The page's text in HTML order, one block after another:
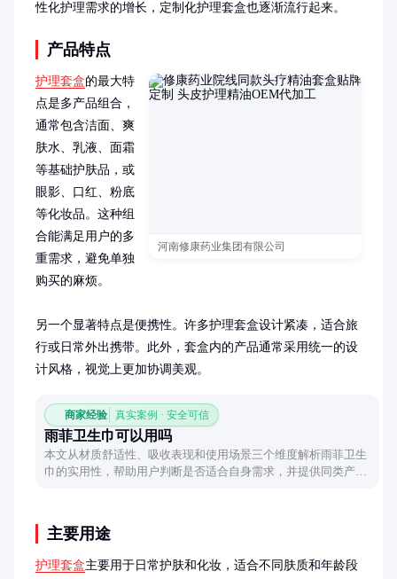
性化护理需求的增长，定制化护理套盒也逐渐流行起来。
产品特点
河南修康药业集团有限公司
护理套盒的最大特
点是多产品组合，
通常包含洁面、爽
肤水、乳液、面霜
等基础护肤品，或
眼影、口红、粉底
等化妆品。这种组
合能满足用户的多
重需求，避免单独
购买的麻烦。
另一个显著特点是便携性。许多护理套盒设计紧凑，适合旅
行或日常外出携带。此外，套盒内的产品通常采用统一的设
计风格，视觉上更加协调美观。
商家经验 真实案例 · 安全可信
雨菲卫生巾可以用吗
本文从材质舒适性、吸收表现和使用场景三个维度解析雨菲卫生
巾的实用性，帮助用户判断是否适合自身需求，并提供同类产品
主要用途
护理套盒主要用于日常护肤和化妆，适合不同肤质和年龄段